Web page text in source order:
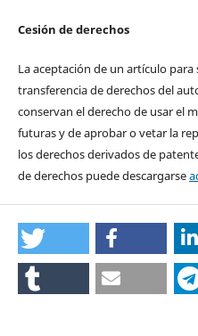
Cesión de derechos
La aceptación de un artículo
transferencia de derechos del
conservan el derecho de usar el
futuras y de aprobar o vetar la
los derechos derivados de
de derechos puede descargarse